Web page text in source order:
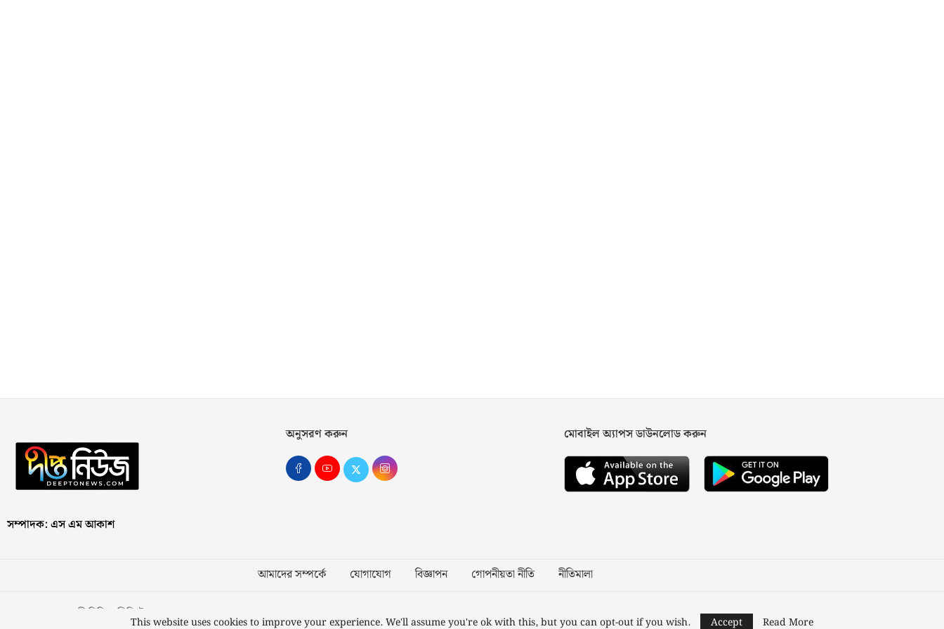
সম্পাদক: এস এম আকাশ
অনুসরণ করুন মোবাইল অ্যাপস ডাউনলোড করুন
আমাদের সম্পর্কে যোগাযোগ বিজ্ঞাপন গোপনীয়তা নীতি নীতিমালা
স্বত্ব © ২০২৩ কাজী মিডিয়া লিমিটেড Designed and Developed byNusratech Pte Ltd.
This website uses cookies to improve your experience. We'll assume you're ok with this, but you can opt-out if you wish. Accept Read More